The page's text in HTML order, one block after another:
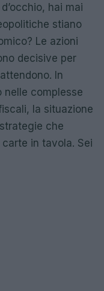
hai mai
stiano
Le azioni
decisive per
In
nelle complesse
la situazione
che
in tavola. Sei